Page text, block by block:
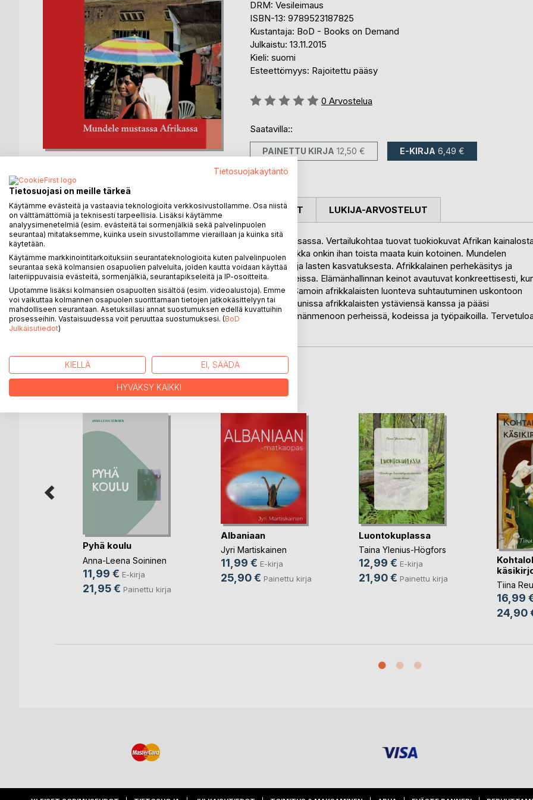
DRM: Vesileimaus
ISBN-13: 9789523187825
Kustantaja: BoD - Books on Demand
Julkaistu: 13.11.2015
Kieli: suomi
Esteettömyys: Rajoitettu pääsy
Arvostelu::
0 Arvostelua
Saatavilla::
PAINETTU KIRJA 12,50 € E-KIRJA 6,49 €
KUVAUS
Epämatkakirja vie Afrikan hikisiin tunnelmiin Kongon Kinshasassa. Vertailukohtaa tuovat tuokiokuvat Afrikan
Kamerunista. Siellä tapaa Suomen kesän, mutta puuterihiekka onkin ihan toista maata kuin kotoinen. Mundelen
lapsuuden muistot heräävät eloon, kun hän tekee havaintoja lasten kasvatuksesta. Afrikkalainen perhekäsitys ja
kulttuurien väliset erot paljastuvat ongelmien ratkaisutilanteissa. Elämänhallinnan keinot avautuvat konkreettisesti,
Mundele ihmettelee afrikkalaisten business-henkisyyttä. Samoin afrikkalaisten luonteva suhtautuminen uskontoon
saa selityksensä. Mundele matkusti Kinshasassa ja Kamerunissa afrikkalaisten ystäviensä kanssa ja pääsi
tutustumaan tavallista turistia syvemmin afrikkalaiseen elämänmenoon perheissä, kodeissa ja työpaikoilla.
KIRJAILIJA LEHDISTÖARVOSTELUT LUKIJA-ARVOSTELUT
LISÄÄ KIRJOJA BoD:LLA
Pyhä koulu
Anna-Leena Soininen
11,99 € E-kirja
21,95 € Painettu kirja
Albaniaan
Jyri Martiskainen
11,99 € E-kirja
25,90 € Painettu kirja
Luontokuplassa
Taina Ylenius-Högfors
12,99 € E-kirja
21,90 € Painettu kirja
Tiina
16,99
24,90
Tietosuojakäytäntö
Tietosuojasi on meille tärkeä
Käytämme evästeitä ja vastaavia teknologioita verkkosivustollamme. Osa niistä
on välttämättömiä ja teknisesti tarpeellisia. Lisäksi käytämme
analyysimenetelmiä (esim. evästeitä tai sormenjälkiä sekä palvelinpuolen
seurantaa) mitataksemme, kuinka usein sivustollamme vieraillaan ja kuinka sitä
käytetään.
Käytämme markkinointitarkoituksiin seurantateknologioita kuten palvelinpuolen
seurantaa sekä kolmansien osapuolien palveluita, joiden kautta voidaan käyttää
laiteriippuvaisia evästeitä, sormenjälkiä, seurantapikseleitä ja IP-osoitteita.
Upotamme lisäksi kolmansien osapuolten sisältöä (esim. videoalustoja). Emme
voi vaikuttaa kolmannen osapuolen suorittamaan tietojen jatkokäsittelyyn tai
mahdolliseen seurantaan. Asetuksillasi annat suostumuksen edellä kuvattuihin
prosesseihin. Vastaisuudessa voit peruuttaa suostumuksesi. (BoD
Julkaisutiedot)
KIELLÄ EI, SÄÄDÄ
HYVÄKSY KAIKKI